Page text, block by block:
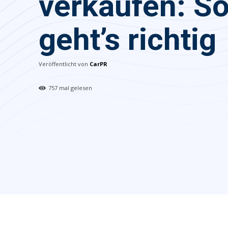
geht’s richtig
Veröffentlicht von CarPR
757 mal gelesen